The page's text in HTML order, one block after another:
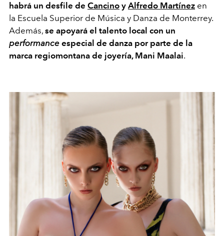
habrá un desfile de Cancino y Alfredo Martínez en
la Escuela Superior de Música y Danza de Monterrey.
Además, se apoyará el talento local con un
performance especial de danza por parte de la
marca regiomontana de joyería, Mani Maalai.